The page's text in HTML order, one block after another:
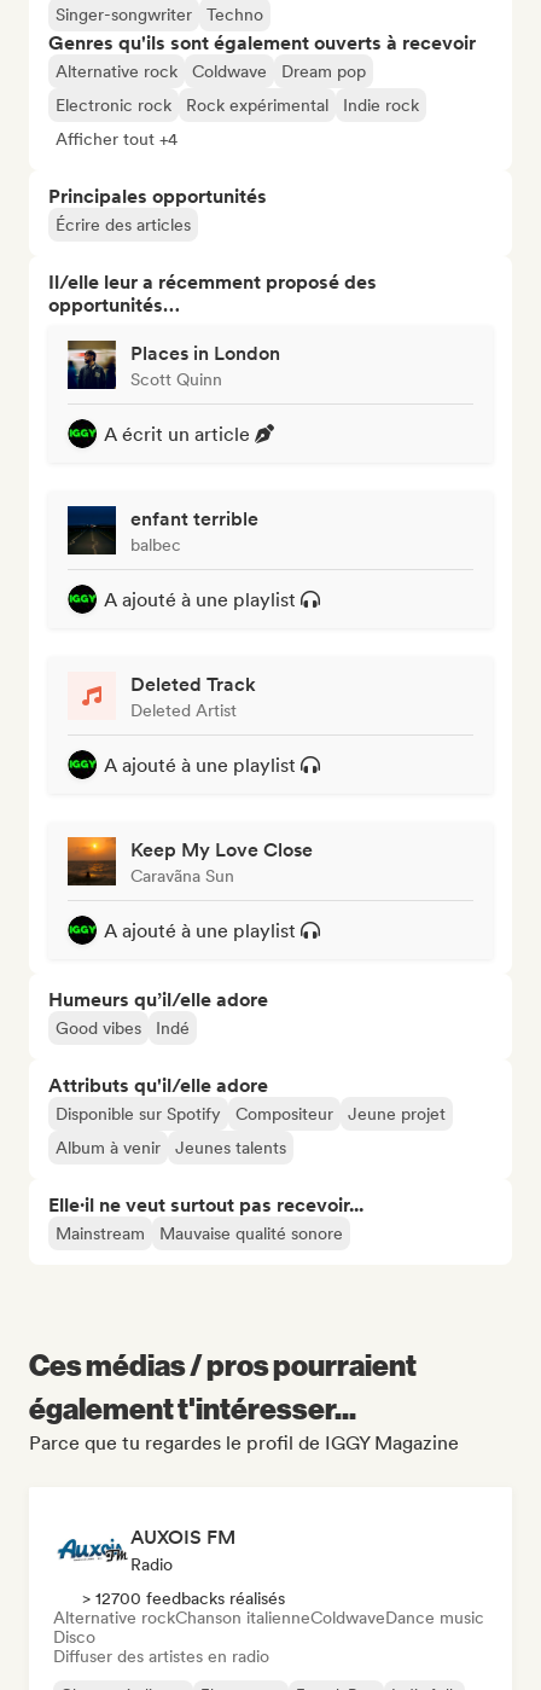
Singer-songwriter
Techno
Genres qu'ils sont également ouverts à recevoir
Alternative rock Coldwave
Dream pop
Electronic rock
Rock expérimental
Indie rock
Afficher tout +4
Principales opportunités
Écrire des articles
Il/elle leur a récemment proposé des
opportunités…
Places in London
Scott Quinn
A écrit un article
enfant terrible
balbec
A ajouté à une playlist
Deleted Track
Deleted Artist
A ajouté à une playlist
Keep My Love Close
Caravãna Sun
A ajouté à une playlist
Humeurs qu’il/elle adore
Good vibes Indé
Attributs qu'il/elle adore
Disponible sur Spotify Compositeur
Jeune projet
Album à venir
Jeunes talents
Elle·il ne veut surtout pas recevoir...
Mainstream Mauvaise qualité sonore
Ces médias / pros pourraient
également t'intéresser...
Parce que tu regardes le profil de IGGY Magazine
AUXOIS FM
Radio
> 12700 feedbacks réalisés
Alternative rockChanson italienneColdwaveDance music
Disco
Diffuser des artistes en radio